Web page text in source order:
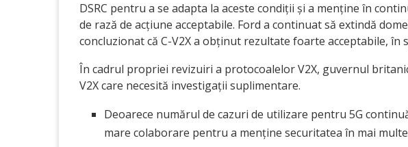
DSRC pentru a se adapta la aceste condiții și a menține în
de rază de acțiune acceptabile. Ford a continuat să extindă
concluzionat că C-V2X a obținut rezultate foarte acceptabile, în
În cadrul propriei revizuiri a protocoalelor V2X, guvernul
V2X care necesită investigații suplimentare.
Deoarece numărul de cazuri de utilizare pentru 5G
mare colaborare pentru a menține securitatea în mai